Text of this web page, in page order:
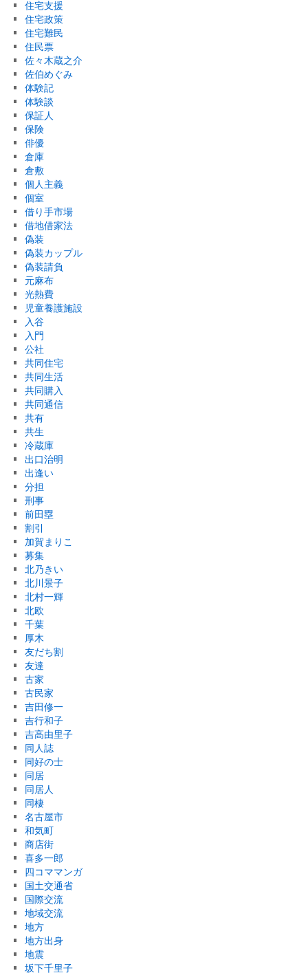
住宅支援
住宅政策
住宅難民
住民票
佐々木蔵之介
佐伯めぐみ
体験記
体験談
保証人
保険
俳優
倉庫
倉敷
個人主義
個室
借り手市場
借地借家法
偽装
偽装カップル
偽装請負
元麻布
光熱費
児童養護施設
入谷
入門
公社
共同住宅
共同生活
共同購入
共同通信
共有
共生
冷蔵庫
出口治明
出逢い
分担
刑事
前田塁
割引
加賀まりこ
募集
北乃きい
北川景子
北村一輝
北欧
千葉
厚木
友だち割
友達
古家
古民家
吉田修一
吉行和子
吉高由里子
同人誌
同好の士
同居
同居人
同棲
名古屋市
和気町
商店街
喜多一郎
四コママンガ
国土交通省
国際交流
地域交流
地方
地方出身
地震
坂下千里子